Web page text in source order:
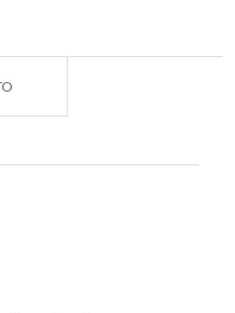
rilievi e un
degli ordini
scavi